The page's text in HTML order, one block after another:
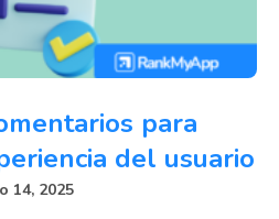
para
del usuario
14, 2025